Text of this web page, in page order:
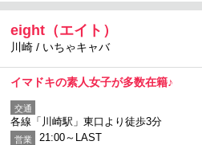
eight（エイト）
川崎 / いちゃキャバ
イマドキの素人女子が多数在籍♪
交通
各線「川崎駅」東口より徒歩3分
営業 21:00～LAST